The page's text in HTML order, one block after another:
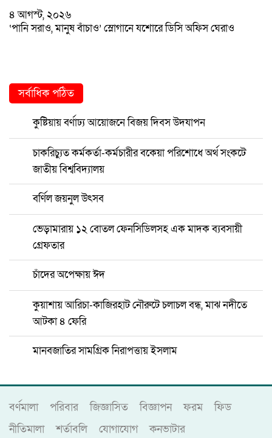
৪ আগস্ট, ২০২৬
‘পানি সরাও, মানুষ বাঁচাও’ স্লোগানে যশোরে ডিসি অফিস ঘেরাও
সর্বাধিক পঠিত
কুষ্টিয়ায় বর্ণাঢ্য আয়োজনে বিজয় দিবস উদযাপন
চাকরিচ্যুত কর্মকর্তা-কর্মচারীর বকেয়া পরিশোধে অর্থ সংকটে
জাতীয় বিশ্ববিদ্যালয়
বর্ণিল জয়নুল উৎসব
ভেড়ামারায় ১২ বোতল ফেনসিডিলসহ এক মাদক ব্যবসায়ী
গ্রেফতার
চাঁদের অপেক্ষায় ঈদ
কুয়াশায় আরিচা-কাজিরহাট নৌরুটে চলাচল বন্ধ, মাঝ নদীতে
আটকা ৪ ফেরি
মানবজাতির সামগ্রিক নিরাপত্তায় ইসলাম
বর্ণমালা পরিবার জিজ্ঞাসিত বিজ্ঞাপন ফরম
ফিড
নীতিমালা
শর্তাবলি যোগাযোগ কনভাটার